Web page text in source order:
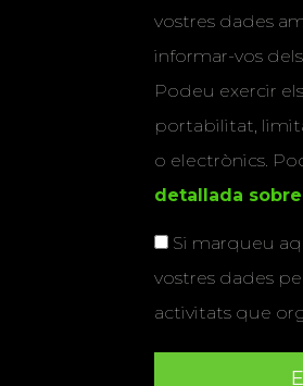
vostres dades
informar-vos
Podeu exercir
portabilitat,
o electrònics.
detallada
Si marqueu
vostres dades
activitats que